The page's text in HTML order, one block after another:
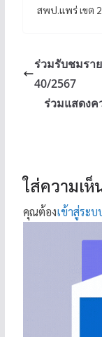
สพป.แพร่ เขต
ร่วมรับชมรา
40/2567
ร่วมแสดงค
ใส่ความเห็
คุณต้องเข้าสู่ระบ